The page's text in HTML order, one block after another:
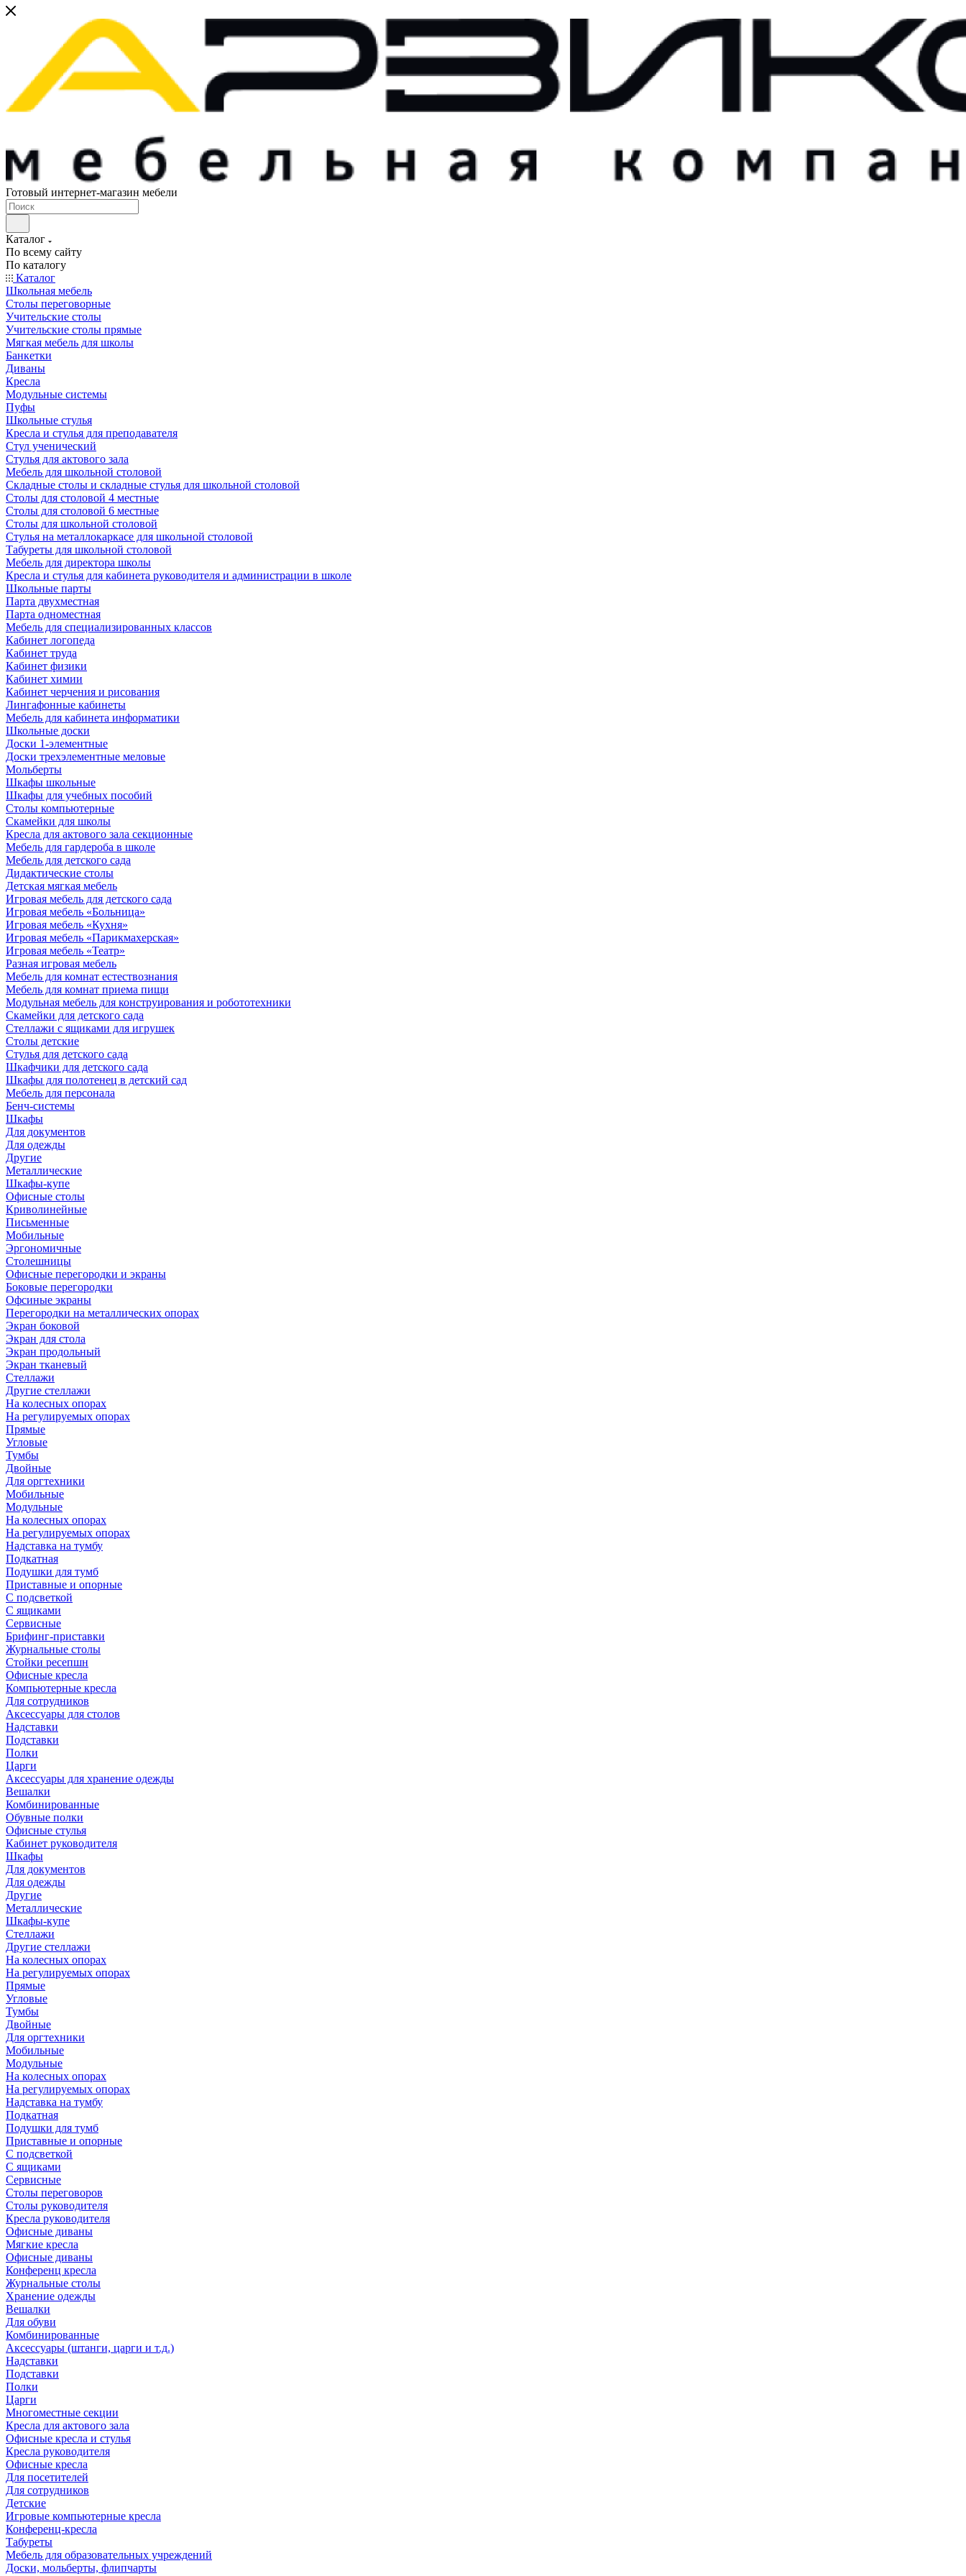
Готовый интернет-магазин мебели
Каталог
По всему сайту
По каталогу
Каталог
Школьная мебель
Столы переговорные
Учительские столы
Учительские столы прямые
Мягкая мебель для школы
Банкетки
Диваны
Кресла
Модульные системы
Пуфы
Школьные стулья
Кресла и стулья для преподавателя
Стул ученический
Стулья для актового зала
Мебель для школьной столовой
Складные столы и складные стулья для школьной столовой
Столы для столовой 4 местные
Столы для столовой 6 местные
Столы для школьной столовой
Стулья на металлокаркасе для школьной столовой
Табуреты для школьной столовой
Мебель для директора школы
Кресла и стулья для кабинета руководителя и администрации в школе
Школьные парты
Парта двухместная
Парта одноместная
Мебель для специализированных классов
Кабинет логопеда
Кабинет труда
Кабинет физики
Кабинет химии
Кабинет черчения и рисования
Лингафонные кабинеты
Мебель для кабинета информатики
Школьные доски
Доски 1-элементные
Доски трехэлементные меловые
Мольберты
Шкафы школьные
Шкафы для учебных пособий
Столы компьютерные
Скамейки для школы
Кресла для актового зала секционные
Мебель для гардероба в школе
Мебель для детского сада
Дидактические столы
Детская мягкая мебель
Игровая мебель для детского сада
Игровая мебель «Больница»
Игровая мебель «Кухня»
Игровая мебель «Парикмахерская»
Игровая мебель «Театр»
Разная игровая мебель
Мебель для комнат естествознания
Мебель для комнат приема пищи
Модульная мебель для конструирования и робототехники
Скамейки для детского сада
Стеллажи с ящиками для игрушек
Столы детские
Стулья для детского сада
Шкафчики для детского сада
Шкафы для полотенец в детский сад
Мебель для персонала
Бенч-системы
Шкафы
Для документов
Для одежды
Другие
Металлические
Шкафы-купе
Офисные столы
Криволинейные
Письменные
Мобильные
Эргономичные
Столешницы
Офисные перегородки и экраны
Боковые перегородки
Офсиные экраны
Перегородки на металлических опорах
Экран боковой
Экран для стола
Экран продольный
Экран тканевый
Стеллажи
Другие стеллажи
На колесных опорах
На регулируемых опорах
Прямые
Угловые
Тумбы
Двойные
Для оргтехники
Мобильные
Модульные
На колесных опорах
На регулируемых опорах
Надставка на тумбу
Подкатная
Подушки для тумб
Приставные и опорные
С подсветкой
С ящиками
Сервисные
Брифинг-приставки
Журнальные столы
Стойки ресепшн
Офисные кресла
Компьютерные кресла
Для сотрудников
Аксессуары для столов
Надставки
Подставки
Полки
Царги
Аксессуары для хранение одежды
Вешалки
Комбинированные
Обувные полки
Офисные стулья
Кабинет руководителя
Шкафы
Для документов
Для одежды
Другие
Металлические
Шкафы-купе
Стеллажи
Другие стеллажи
На колесных опорах
На регулируемых опорах
Прямые
Угловые
Тумбы
Двойные
Для оргтехники
Мобильные
Модульные
На колесных опорах
На регулируемых опорах
Надставка на тумбу
Подкатная
Подушки для тумб
Приставные и опорные
С подсветкой
С ящиками
Сервисные
Столы переговоров
Столы руководителя
Кресла руководителя
Офисные диваны
Мягкие кресла
Офисные диваны
Конференц кресла
Журнальные столы
Хранение одежды
Вешалки
Для обуви
Комбинированные
Аксессуары (штанги, царги и т.д.)
Надставки
Подставки
Полки
Царги
Многоместные секции
Кресла для актового зала
Офисные кресла и стулья
Кресла руководителя
Офисные кресла
Для посетителей
Для сотрудников
Детские
Игровые компьютерные кресла
Конференц-кресла
Табуреты
Мебель для образовательных учреждений
Доски, мольберты, флипчарты